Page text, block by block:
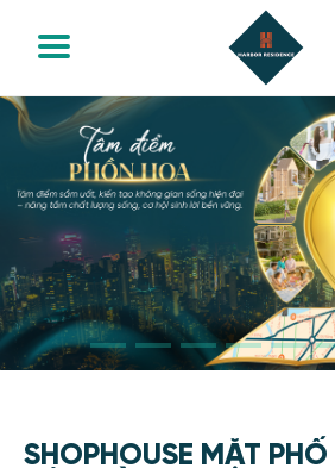
TỔNG QUAN
VỊ TRÍ
TIỆN ÍCH
MẶT BẰNG
HÌNH ẢNH
TIN TỨC
SHOPHOUSE MẶT